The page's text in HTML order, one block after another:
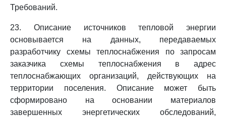
Требований.
23. Описание источников тепловой энергии
основывается на данных, передаваемых
разработчику схемы теплоснабжения по запросам
заказчика схемы теплоснабжения в адрес
теплоснабжающих организаций, действующих на
территории поселения. Описание может быть
сформировано на основании материалов
завершенных энергетических обследований,